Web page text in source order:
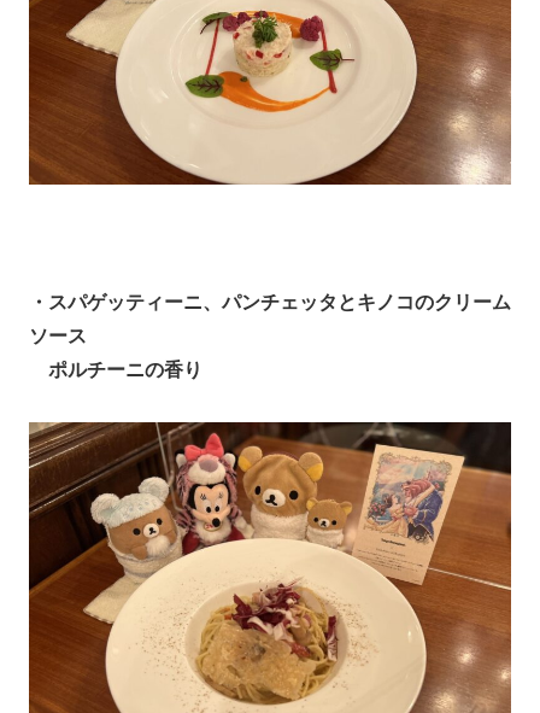
・スパゲッティーニ、パンチェッタとキノコのクリーム
ソース
ポルチーニの香り